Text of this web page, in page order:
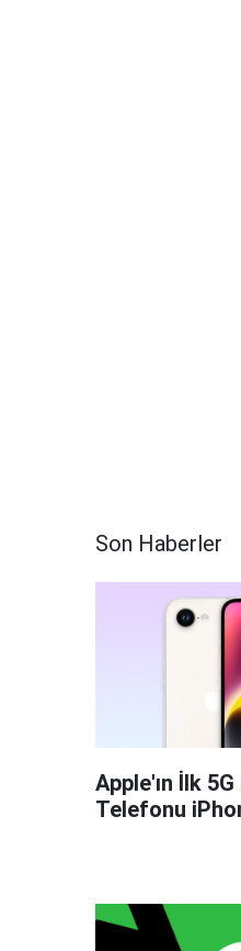
Son Haberler
Apple'ın İlk
Telefonu